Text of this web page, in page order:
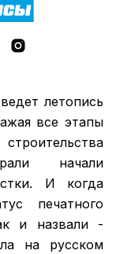
летопись
все этапы
начали
И когда
печатного
и назвали -
на русском